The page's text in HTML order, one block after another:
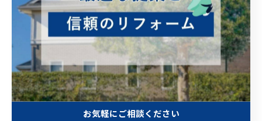
壊れる 積乱雲 積雲 悩み事
富士山噴火 比較 相続 移転登記
司法書士 家族 想い出 航空機事故
太陽光パネル リサイクル問題 侵攻
太陽光 再生可能エネルギー
お気軽にご相談ください